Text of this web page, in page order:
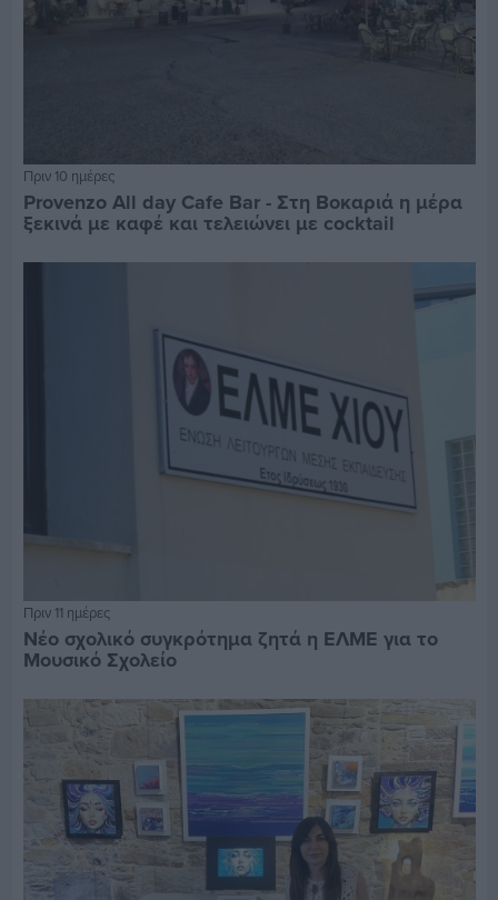
Πριν 10 ημέρες
Provenzo All day Cafe Bar - Στη Βοκαριά η μέρα
ξεκινά με καφέ και τελειώνει με cocktail
Πριν 11 ημέρες
Νέο σχολικό συγκρότημα ζητά η ΕΛΜΕ για το
Μουσικό Σχολείο